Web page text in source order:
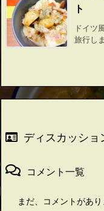
ト
ドイツ
旅行し
ディスカッショ
コメント一覧
まだ、コメントがあ